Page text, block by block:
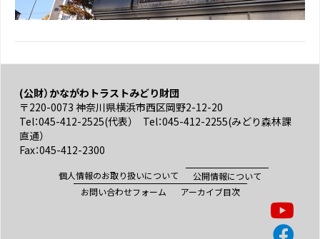
(公財）かながわトラストみどり財団
〒220-0073 神奈川県横浜市西区岡野2-12-20
Tel：045-412-2525(代表） Tel：045-412-2255(みどり森林課
直通）
Fax：045-412-2300
個人情報のお取り扱いについて
公開情報について
お問い合わせフォーム
アーカイブ目次